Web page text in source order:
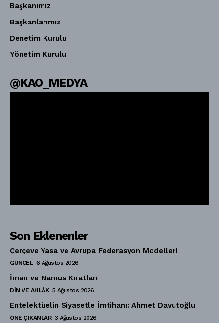
Başkanımız
Başkanlarımız
Denetim Kurulu
Yönetim Kurulu
@KAO_MEDYA
Son Eklenenler
Çerçeve Yasa ve Avrupa Federasyon Modelleri
GÜNCEL 6 Ağustos 2026
İman ve Namus Kıratları
DIN VE AHLÂK 5 Ağustos 2026
Entelektüelin Siyasetle İmtihanı: Ahmet Davutoğlu
ÖNE ÇIKANLAR 3 Ağustos 2026